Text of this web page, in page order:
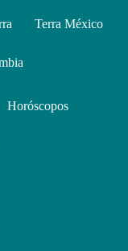
Terra México
Horóscopos